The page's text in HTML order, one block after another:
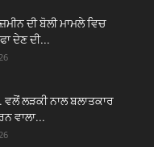
ਦੀ ਬੋਲੀ ਮਾਮਲੇ ਵਿਚ
ਦੇਣ ਦੀ...
ਲੜਕੀ ਨਾਲ ਬਲਾਤਕਾਰ
ਵਾਲਾ...